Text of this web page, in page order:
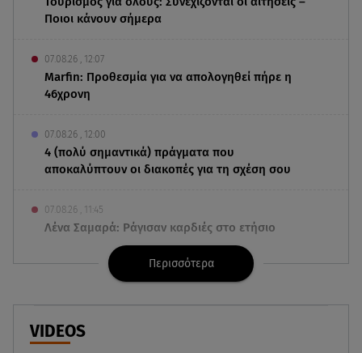
Ποιοι κάνουν σήμερα
07.08.26 , 12:07
Marfin: Προθεσμία για να απολογηθεί πήρε η
46χρονη
07.08.26 , 12:00
4 (πολύ σημαντικά) πράγματα που
αποκαλύπτουν οι διακοπές για τη σχέση σου
07.08.26 , 11:45
Λένα Σαμαρά: Ράγισαν καρδιές στο ετήσιο
Leapmotor T03: Τώρα με 16.190 ευρώ
07.08.26 , 11:17
Περισσότερα
VIDEOS